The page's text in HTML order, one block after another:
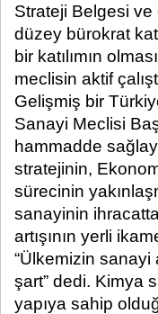
Strateji Belgesi ve
düzey bürokrat
bir katılımın
meclisin aktif
Gelişmiş bir
Sanayi Meclisi
hammadde
stratejinin,
sürecinin
sanayinin
artışının yerli
“Ülkemizin
şart” dedi. Kimya
yapıya sahip